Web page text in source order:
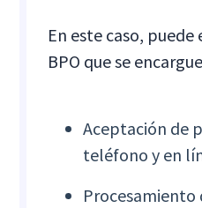
En este caso,
BPO que se
Aceptación de
teléfono y en